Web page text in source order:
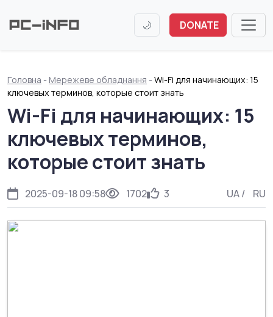
🌙 DONATE
Головна - Мережеве обладнання -Wi-Fi для начинающих: 15
ключевых терминов, которые стоит знать
Wi-Fi для начинающих: 15
ключевых терминов,
которые стоит знать
2025-09-18 09:58 1702 3 UA/ RU